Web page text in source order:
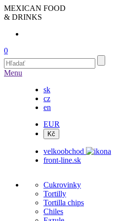
MEXICAN FOOD
& DRINKS
0
Menu
sk
cz
en
EUR
velkoobchod
front-line.sk
Cukrovinky
Tortilly
Tortilla chips
Chiles